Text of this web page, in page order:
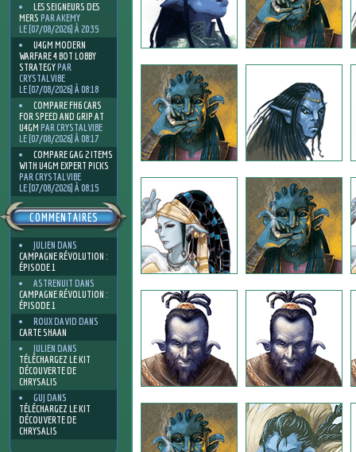
LES SEIGNEURS DES
MERS PAR AKEMY
LE [07/08/2026] À 20:35
U4GM MODERN
WARFARE 4 BOT LOBBY
STRATEGYPAR
CRYSTALVIBE
LE [07/08/2026] À 08:18
COMPARE FH6 CARS
FOR SPEED AND GRIP AT
U4GM PAR CRYSTALVIBE
LE [07/08/2026] À 08:17
COMPARE GAG 2 ITEMS
WITH U4GM EXPERT PICKS
PAR CRYSTALVIBE
LE [07/08/2026] À 08:15
COMMENTAIRES
JULIEN DANS
CAMPAGNE RÉVOLUTION :
ÉPISODE 1
ASTRENUIT DANS
CAMPAGNE RÉVOLUTION :
ÉPISODE 1
ROUX DAVID DANS
CARTE SHAAN
JULIEN DANS
TÉLÉCHARGEZ LE KIT
DÉCOUVERTE DE
CHRYSALIS
GUJ DANS
TÉLÉCHARGEZ LE KIT
DÉCOUVERTE DE
CHRYSALIS